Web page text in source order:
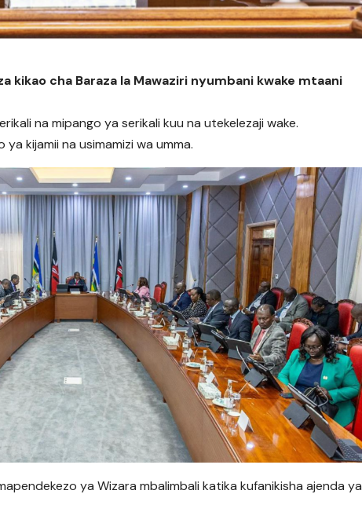
kikao cha Baraza la Mawaziri nyumbani kwake mtaani
na mipango ya serikali kuu na utekelezaji wake.
kijamii na usimamizi wa umma.
ya Wizara mbalimbali katika kufanikisha ajenda ya